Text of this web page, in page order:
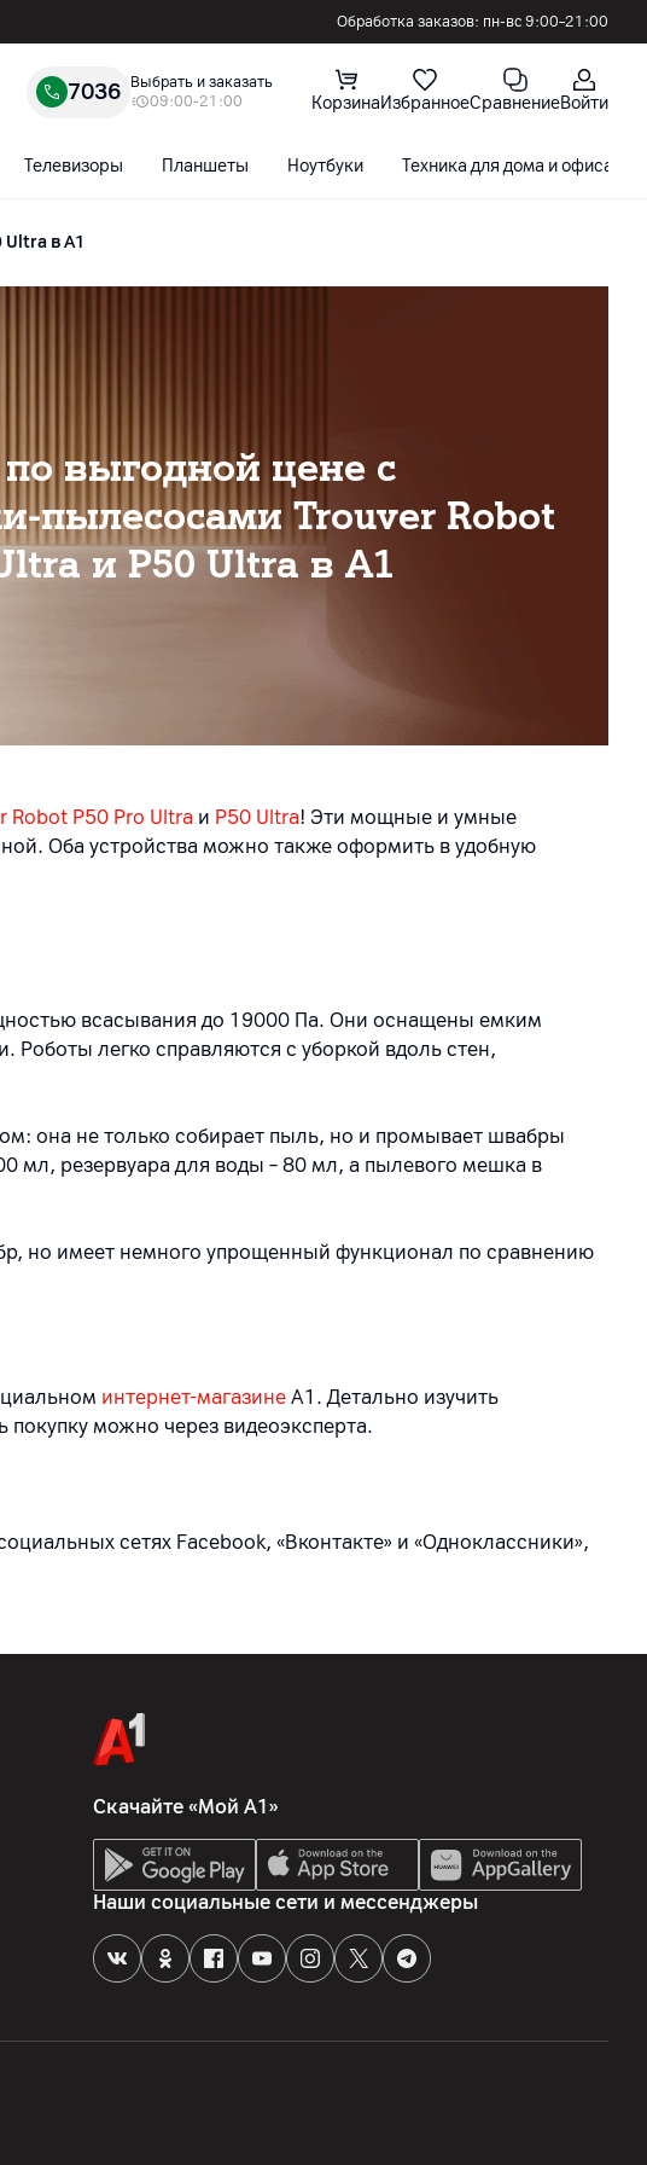
Обработка заказов: пн-вс 9:00–21:00
7036
Выбрать и заказать
09:00-21:00
КорзинаИзбранноеСравнениеВойти
Телевизоры Планшеты Ноутбуки Техника для дома и офиса
в А1
выгодной цене с
пылесосами Trouver Robot
и P50 Ultra в А1
Robot P50 Pro Ultra и P50 Ultra! Эти мощные и умные
Оба устройства можно также оформить в удобную
всасывания до 19000 Па. Они оснащены емким
легко справляются с уборкой вдоль стен,
она не только собирает пыль, но и промывает швабры
мл, резервуара для воды – 80 мл, а пылевого мешка в
но имеет немного упрощенный функционал по сравнению
интернет-магазине А1. Детально изучить
можно через видеоэксперта.
сетях Facebook, «Вконтакте» и «Одноклассники»,
Скачайте «Мой А1»
Наши социальные сети и мессенджеры